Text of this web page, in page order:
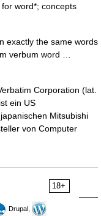
word*; concepts
exactly the same words
verbum word …
Corporation (lat.
ein US
Mitsubishi
von Computer
18+
Drupal,